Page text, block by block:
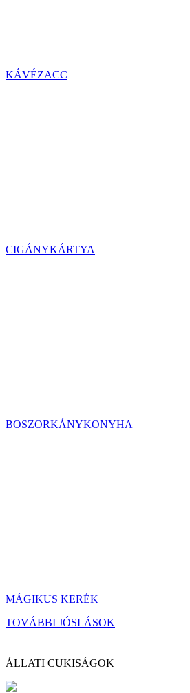
KÁVÉZACC
CIGÁNYKÁRTYA
BOSZORKÁNYKONYHA
MÁGIKUS KERÉK
TOVÁBBI JÓSLÁSOK
ÁLLATI CUKISÁGOK